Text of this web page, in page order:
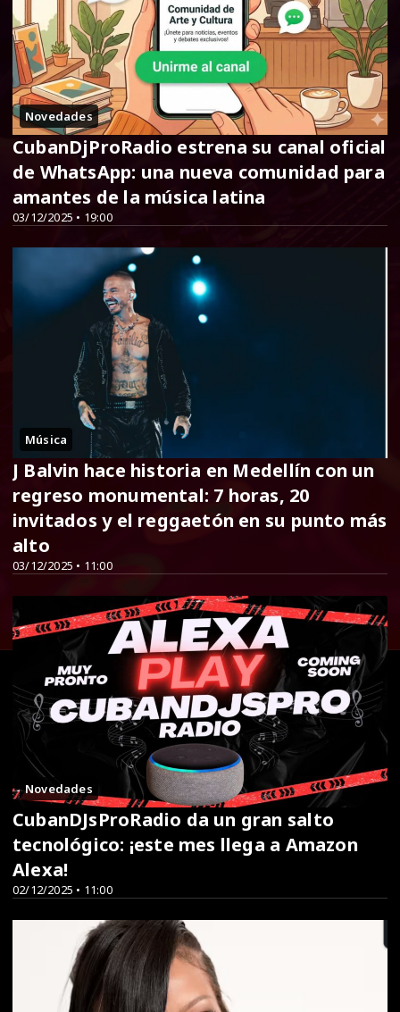
Novedades
03/12/2025 • 19:00
CubanDjProRadio estrena su canal oficial
de WhatsApp: una nueva comunidad para
amantes de la música latina
Música
03/12/2025 • 11:00
J Balvin hace historia en Medellín con un
regreso monumental: 7 horas, 20
invitados y el reggaetón en su punto más
alto
Novedades
02/12/2025 • 11:00
CubanDJsProRadio da un gran salto
tecnológico: ¡este mes llega a Amazon
Alexa!